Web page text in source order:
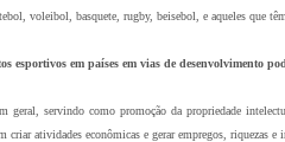
voleibol, basquete, rugby, beisebol, e aqueles que
esportivos em países em vias de desenvolvimento
geral, servindo como promoção da propriedade
criar atividades econômicas e gerar empregos, riquezas